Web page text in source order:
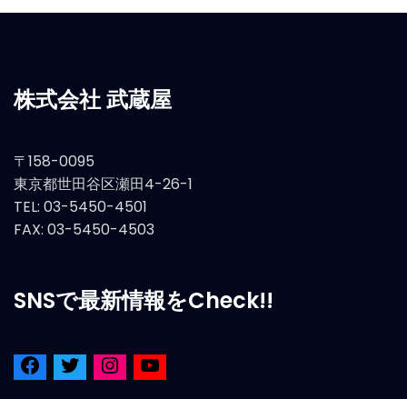
株式会社 武蔵屋
〒158-0095
東京都世田谷区瀬田4-26-1
TEL: 03-5450-4501
FAX: 03-5450-4503
SNSで最新情報をCheck!!